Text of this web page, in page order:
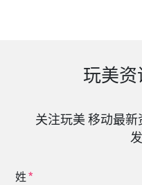
玩美
关注玩美 移动最
姓